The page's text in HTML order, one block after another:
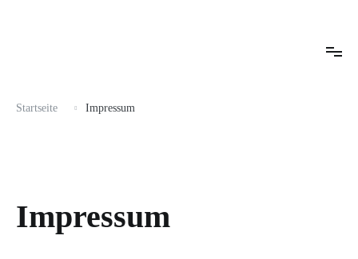
Startseite Impressum
Impressum